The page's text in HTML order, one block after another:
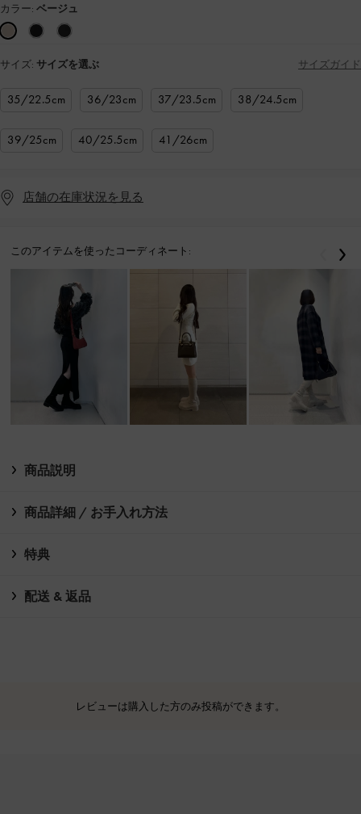
カラー: ベージュ
サイズ: サイズを選ぶ サイズガイド
35/22.5cm 36/23cm 37/23.5cm 38/24.5cm
39/25cm 40/25.5cm 41/26cm
店舗の在庫状況を見る
このアイテムを使ったコーディネート: 戻る
商品説明
商品詳細 / お手入れ方法
特典
配送 & 返品
レビューは購入した方のみ投稿ができます。